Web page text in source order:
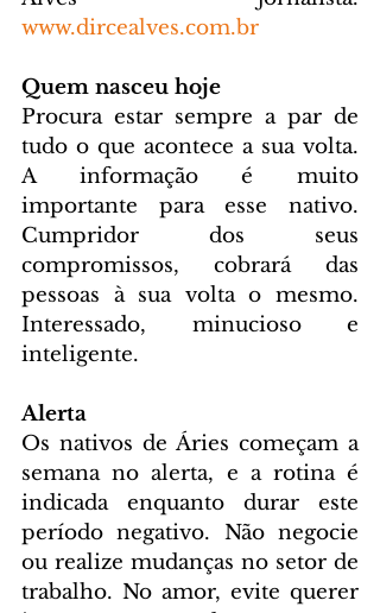
www.dircealves.com.br
Quem nasceu hoje
Procura estar sempre a par de
tudo o que acontece a sua volta.
A informação é muito
importante para esse nativo.
Cumpridor dos seus
compromissos, cobrará das
pessoas à sua volta o mesmo.
Interessado, minucioso e
inteligente.
Alerta
Os nativos de Áries começam a
semana no alerta, e a rotina é
indicada enquanto durar este
período negativo. Não negocie
ou realize mudanças no setor de
trabalho. No amor, evite querer